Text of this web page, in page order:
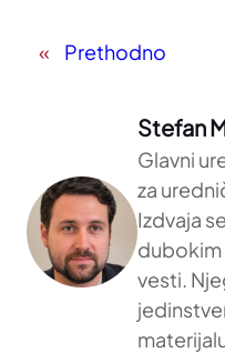
« Prethodno
Stefan
Glavni
za
Izdvaja
dubokim
vesti.